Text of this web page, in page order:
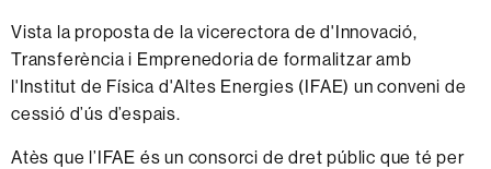
Vista la proposta de la vicerectora de d'Innovació,
Transferència i Emprenedoria de formalitzar amb
l'Institut de Física d'Altes Energies (IFAE) un conveni de
cessió d’ús d’espais.
Atès que l’IFAE és un consorci de dret públic que té per